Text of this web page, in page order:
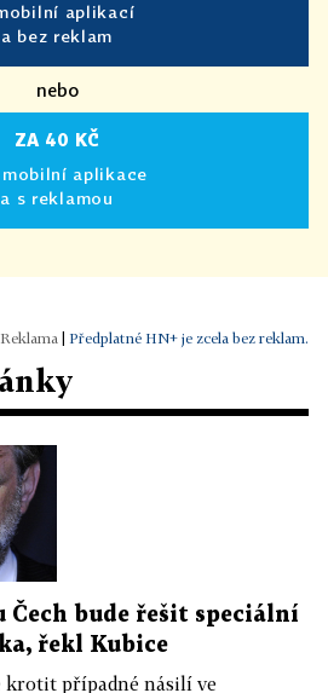
aplikací
a bez reklam
nebo
ZA 40 KČ
mobilní aplikace
a s reklamou
Předplatné HN+ je zcela bez reklam.
Čech bude řešit speciální
řekl Kubice
krotit případné násilí ve